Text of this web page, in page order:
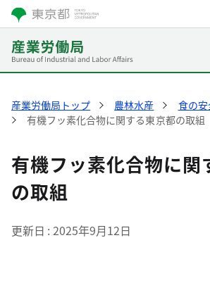
産業労働局トップ 農林水産
食の
有機フッ素化合物に関する東京都の取組
有機フッ素化合物に関
の取組
更新日 2025年9月12日